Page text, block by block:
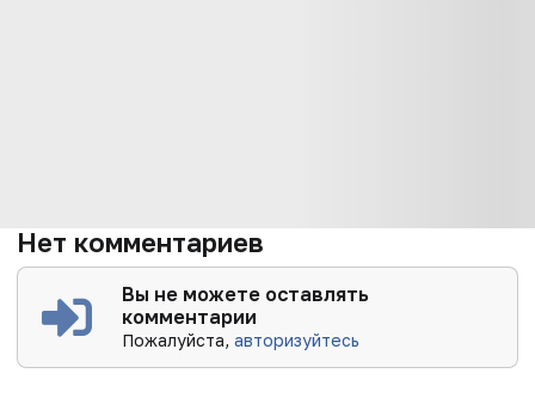
Нет комментариев
Вы не можете оставлять
комментарии
Пожалуйста,авторизуйтесь